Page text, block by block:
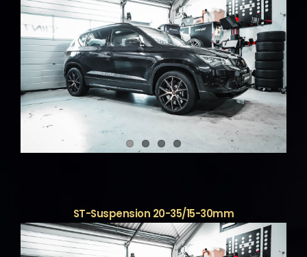
ST-Suspension 20-35/15-30mm